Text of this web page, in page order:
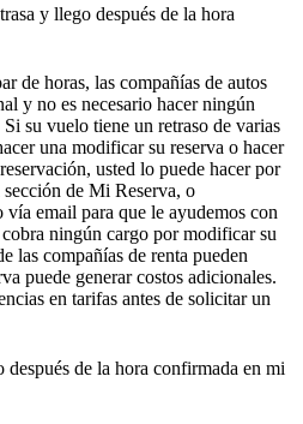
y llego después de la hora
de horas, las compañías de autos
y no es necesario hacer ningún
su vuelo tiene un retraso de varias
una modificar su reserva o hacer
usted lo puede hacer por
de Mi Reserva, o
email para que le ayudemos con
ningún cargo por modificar su
las compañías de renta pueden
puede generar costos adicionales.
en tarifas antes de solicitar un
después de la hora confirmada en mi